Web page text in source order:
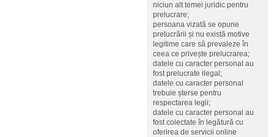
niciun alt temei juridic pentru
prelucrare;
persoana vizată se opune
prelucrării și nu există motive
legitime care să prevaleze în
ceea ce privește prelucrarea;
datele cu caracter personal au
fost prelucrate ilegal;
datele cu caracter personal
trebuie șterse pentru
respectarea legii;
datele cu caracter personal au
fost colectate în legătură cu
oferirea de servicii online